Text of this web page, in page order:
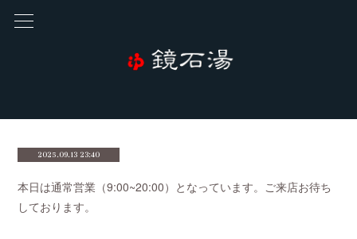
2025.09.13 23:40
本日は通常営業（9:00~20:00）となっています。ご来店お待ち
しております。